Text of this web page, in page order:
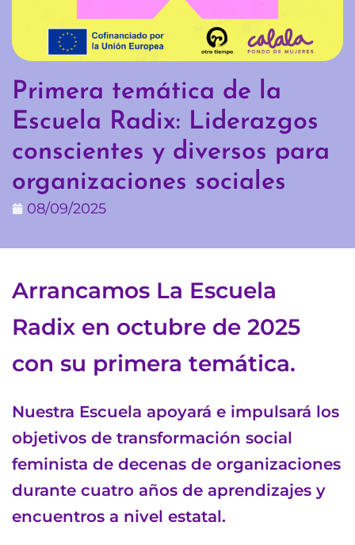
Primera temática de la
Escuela Radix: Liderazgos
conscientes y diversos para
organizaciones sociales
08/09/2025
Arrancamos La Escuela
Radix en octubre de 2025
con su primera temática.
Nuestra Escuela apoyará e impulsará los
objetivos de transformación social
feminista de decenas de organizaciones
durante cuatro años de aprendizajes y
encuentros a nivel estatal.